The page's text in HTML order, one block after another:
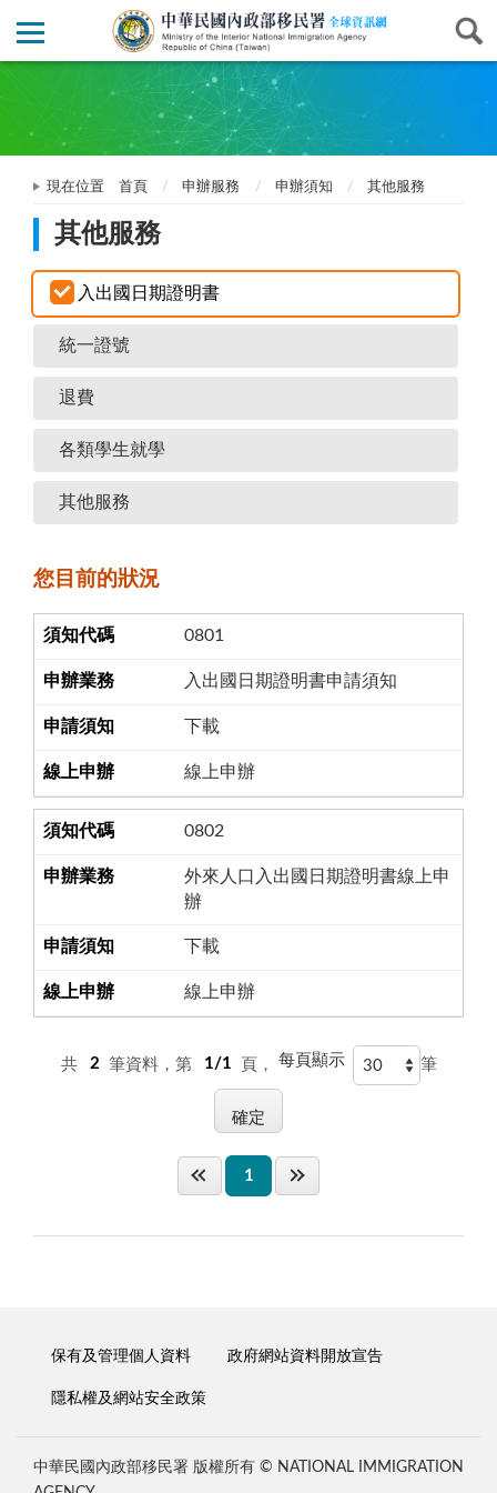
現在位置 首頁 申辦服務 申辦須知 其他服務
其他服務
入出國日期證明書
統一證號
退費
各類學生就學
其他服務
您目前的狀況
0801
入出國日期證明書申請須知
下載
線上申辦
0802
外來人口入出國日期證明書線上申
辦
下載
線上申辦
共 2 筆資料，第 1/1 頁， 每頁顯示 筆
1
保有及管理個人資料 政府網站資料開放宣告
隱私權及網站安全政策
中華民國內政部移民署 版權所有 © NATIONAL IMMIGRATION